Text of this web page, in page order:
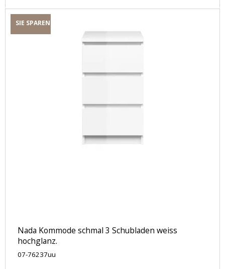
SIE SPAREN
Nada Kommode schmal 3 Schubladen weiss
hochglanz.
07-76237uu